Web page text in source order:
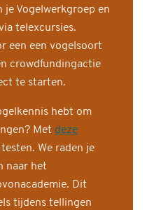
je Vogelwerkgroep en
telexcursies.
een een vogelsoort
crowdfundingactie
te starten.
hebt om
Met deze
We raden je
naar het
Dit
tijdens tellingen